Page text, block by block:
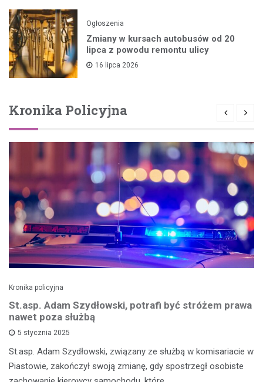
Ogłoszenia
Zmiany w kursach autobusów od 20
lipca z powodu remontu ulicy
16 lipca 2026
Kronika Policyjna
Kronika policyjna
St.asp. Adam Szydłowski, potrafi być stróżem prawa
nawet poza służbą
5 stycznia 2025
St.asp. Adam Szydłowski, związany ze służbą w komisariacie w
Piastowie, zakończył swoją zmianę, gdy spostrzegł osobiste